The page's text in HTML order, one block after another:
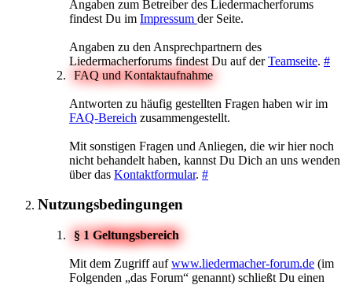
Angaben zum Betreiber des Liedermacherforums
findest Du im Impressum der Seite.
Angaben zu den Ansprechpartnern des
Liedermacherforums findest Du auf derTeamseite. #
FAQ und Kontaktaufnahme
Antworten zu häufig gestellten Fragen haben wir im
FAQ-Bereich zusammengestellt.
Mit sonstigen Fragen und Anliegen, die wir hier noch
nicht behandelt haben, kannst Du Dich an uns wenden
über das Kontaktformular. #
Nutzungsbedingungen
§ 1 Geltungsbereich
Mit dem Zugriff aufwww.liedermacher-forum.de (im
Folgenden „das Forum“ genannt) schließt Du einen